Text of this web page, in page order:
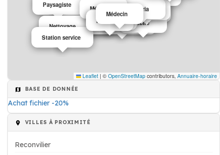
Fleuriste
Automobile
Boulangerie Patisserie
Bar
Institut de beauté
Paysagiste
Fenêtre
Nettoyage
Station service
Notaire
Pizzeria
Médecin
Hôtel
Médecin
Leaflet | © OpenStreetMap contributors, Annuaire-horaire
BASE DE DONNÉE
Achat fichier -20%
VILLES À PROXIMITÉ
Reconvilier